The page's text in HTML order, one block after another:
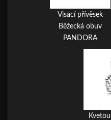
Visací přívěsek
Běžecká obuv
PANDORA